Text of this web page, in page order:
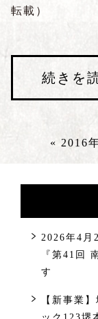
転載）
続きを
« 2016
2026年4月
『第41回
す
【新事業